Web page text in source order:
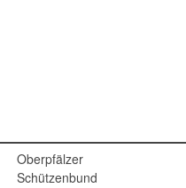
Oberpfälzer
Schützenbund